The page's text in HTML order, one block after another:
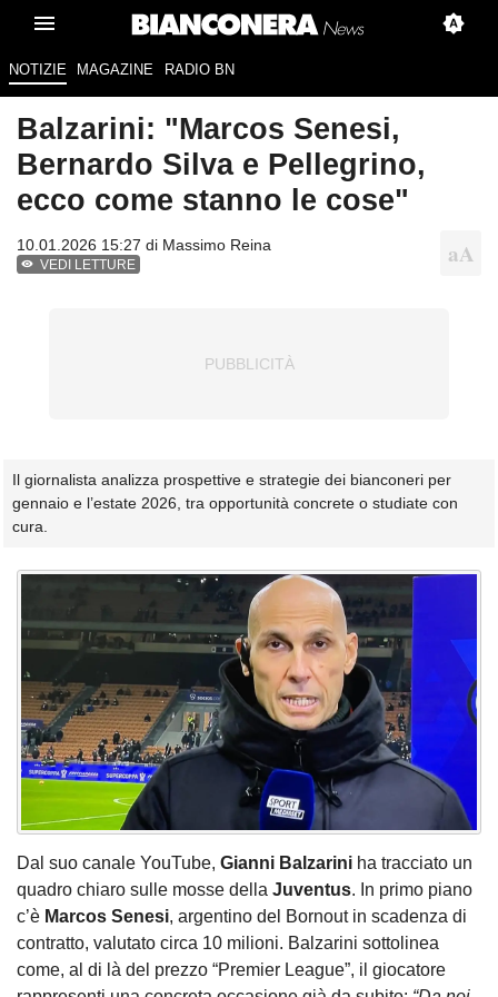
NOTIZIE MAGAZINE RADIO BN
Balzarini: "Marcos Senesi,
Bernardo Silva e Pellegrino,
ecco come stanno le cose"
10.01.2026 15:27 di Massimo Reina
VEDI LETTURE
Il giornalista analizza prospettive e strategie dei bianconeri per
gennaio e l’estate 2026, tra opportunità concrete o studiate con
cura.
Dal suo canale YouTube, Gianni Balzarini ha tracciato un
quadro chiaro sulle mosse della Juventus. In primo piano
c’è Marcos Senesi, argentino del Bornout in scadenza di
contratto, valutato circa 10 milioni. Balzarini sottolinea
come, al di là del prezzo “Premier League”, il giocatore